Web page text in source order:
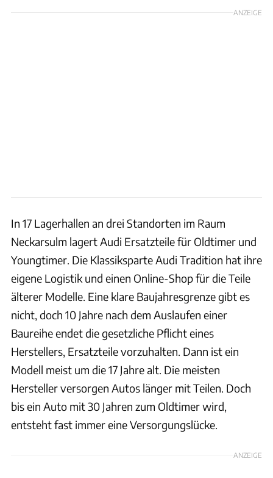
ANZEIGE
In 17 Lagerhallen an drei Standorten im Raum
Neckarsulm lagert Audi Ersatzteile für Oldtimer und
Youngtimer. Die Klassiksparte Audi Tradition hat ihre
eigene Logistik und einen Online-Shop für die Teile
älterer Modelle. Eine klare Baujahresgrenze gibt es
nicht, doch 10 Jahre nach dem Auslaufen einer
Baureihe endet die gesetzliche Pflicht eines
Herstellers, Ersatzteile vorzuhalten. Dann ist ein
Modell meist um die 17 Jahre alt. Die meisten
Hersteller versorgen Autos länger mit Teilen. Doch
bis ein Auto mit 30 Jahren zum Oldtimer wird,
entsteht fast immer eine Versorgungslücke.
ANZEIGE